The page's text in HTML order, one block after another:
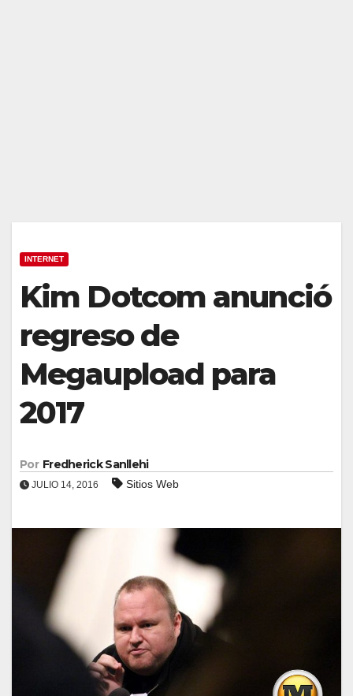
INTERNET
Kim Dotcom anunció
regreso de
Megaupload para
2017
Por Fredherick Sanllehi
JULIO 14, 2016 Sitios Web